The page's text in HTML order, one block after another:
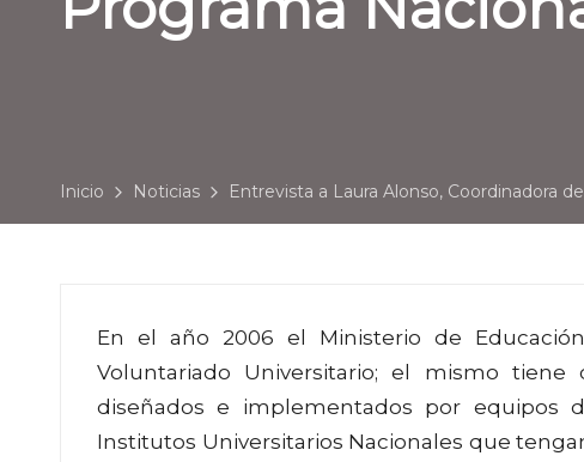
Inicio Noticias Entrevista a Laura Alonso, Coordinadora
En el año 2006 el Ministerio de
Voluntariado Universitario; el mismo
diseñados e implementados por equipos
Institutos Universitarios Nacionales que